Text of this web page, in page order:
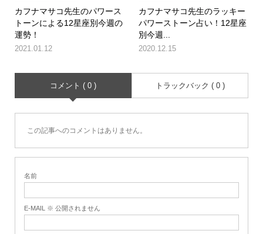
カフナマサコ先生のパワース
トーンによる12星座別今週の
運勢！
2021.01.12
カフナマサコ先生のラッキー
パワーストーン占い！12星座
別今週...
2020.12.15
コメント ( 0 ) トラックバック ( 0 )
この記事へのコメントはありません。
名前
E-MAIL ※ 公開されません